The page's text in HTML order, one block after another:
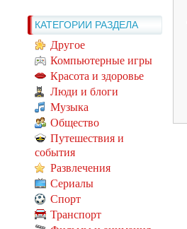
КАТЕГОРИИ РАЗДЕЛА
Другое
Компьютерные игры
Красота и здоровье
Люди и блоги
Музыка
Общество
Путешествия и
события
Развлечения
Сериалы
Спорт
Транспорт